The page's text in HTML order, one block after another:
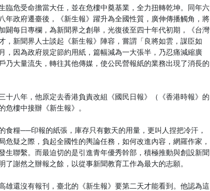
危受命擔當大任，並在危樓中奠基業，全力扭轉乾坤。同年六
政府遷臺後，《新生報》躍升為全國性質，廣伸傳播觸角，將
每日專欄，為新聞界之創舉，光復後至四十年代初期，《台灣
新聞界人士談起《新生報》陣容，嘗謂「良將如雲，謀臣如
因為政府規定節約用紙，篇幅減為一大張半，乃忍痛減縮廣
大量流失，轉往其他傳媒，使公民營報紙的業務出現了消長的
八年，他原定去香港負責改組《國民日報》（《香港時報》的
樓中接辦《新生報》。
糧──印報的紙張，庫存只有數天的用量，更叫人捏把冷汗，
疑之際，負起全國性的輿論任務，如何改進內容，網羅作家，
聯繫。而最迫切的是引進青年優秀幹部，積極推動與創設新聞
謝然之辦報之餘，以從事新聞教育工作為最大的志願。
還沒有報刊，臺北的《新生報》要第二天才能看到。他認為這